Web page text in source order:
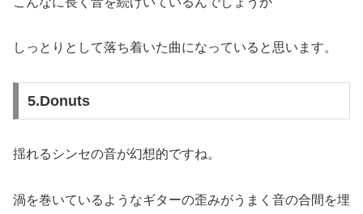
しっとりとして落ち着いた曲になっていると思います。
5.Donuts
揺れるシンセの音が幻想的ですね。
渦を巻いているようなギターの歪みがうまく音の合間を埋